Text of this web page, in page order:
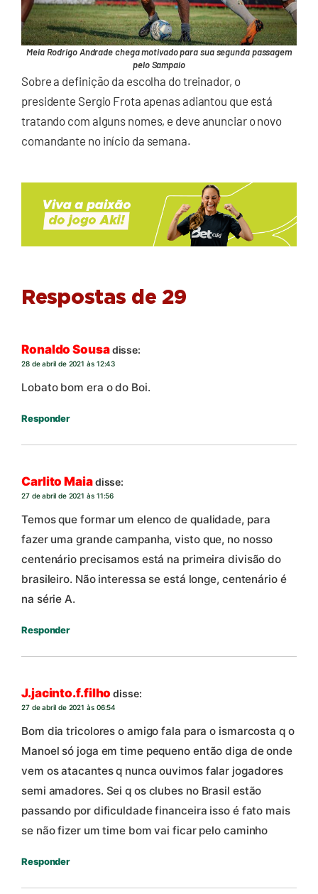
Meia Rodrigo Andrade chega motivado para sua segunda passagem
pelo Sampaio
Sobre a definição da escolha do treinador, o
presidente Sergio Frota apenas adiantou que está
tratando com alguns nomes, e deve anunciar o novo
comandante no início da semana.
Respostas de 29
Ronaldo Sousadisse:
28 de abril de 2021 às 12:43
Lobato bom era o do Boi.
Responder
Carlito Maiadisse:
27 de abril de 2021 às 11:56
Temos que formar um elenco de qualidade, para
fazer uma grande campanha, visto que, no nosso
centenário precisamos está na primeira divisão do
brasileiro. Não interessa se está longe, centenário é
na série A.
Responder
J.jacinto.f.filho disse:
27 de abril de 2021 às 06:54
Bom dia tricolores o amigo fala para o ismarcosta q o
Manoel só joga em time pequeno então diga de onde
vem os atacantes q nunca ouvimos falar jogadores
semi amadores. Sei q os clubes no Brasil estão
passando por dificuldade financeira isso é fato mais
se não fizer um time bom vai ficar pelo caminho
Responder